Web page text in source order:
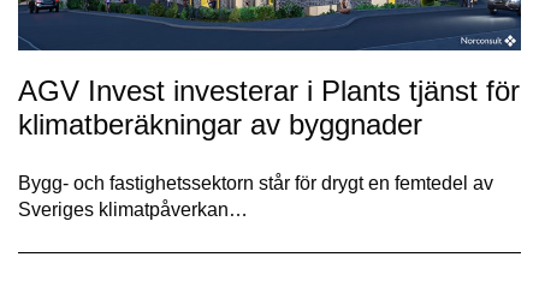
AGV Invest investerar i Plants tjänst för
klimatberäkningar av byggnader
Bygg- och fastighetssektorn står för drygt en femtedel av
Sveriges klimatpåverkan…